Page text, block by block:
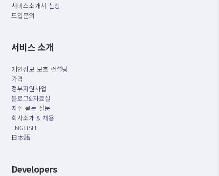
서비스소개서 신청
도입문의
서비스 소개
개인정보 보호 컨설팅
가격
정부지원사업
블로그&자료실
자주 묻는 질문
회사소개 & 채용
ENGLISH
日本語
Developers